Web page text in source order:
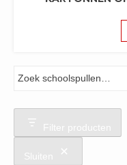
Filter producten
Sluiten